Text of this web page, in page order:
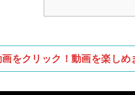
画をクリック！動画を楽しめ